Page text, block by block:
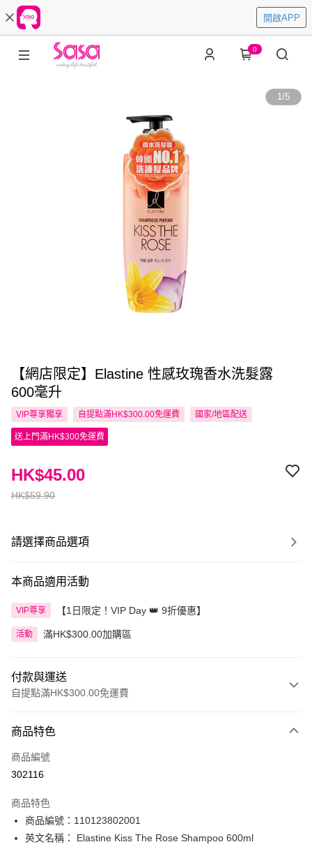
開啟APP
0
1/5
【網店限定】Elastine 性感玫瑰香水洗髮露
600毫升
VIP尊享獨享 自提點滿HK$300.00免運費 國家/地區配送
送上門滿HK$300免運費
HK$59.90
HK$45.00
請選擇商品選項
本商品適用活動
VIP尊享 【1日限定！VIP Day 👑 9折優惠】
活動 滿HK$300.00加購區
付款與運送
自提點滿HK$300.00免運費
信用卡
Apple Pay
PayMe
WeChat Pay
商品特色
商品編號
302116
商品特色
商品編號：110123802001
英文名稱： Elastine Kiss The Rose Shampoo 600ml